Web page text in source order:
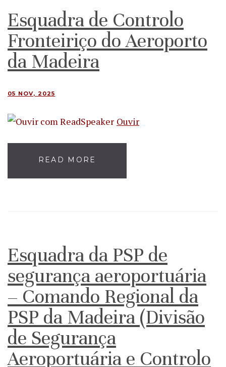
Esquadra de Controlo
Fronteiriço do Aeroporto
da Madeira
05 NOV, 2025
Ouvir
READ MORE
Esquadra da PSP de
segurança aeroportuária
– Comando Regional da
PSP da Madeira (Divisão
de Segurança
Aeroportuária e Controlo